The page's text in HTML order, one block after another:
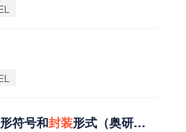
符号和封装形式（奥研电子整理）